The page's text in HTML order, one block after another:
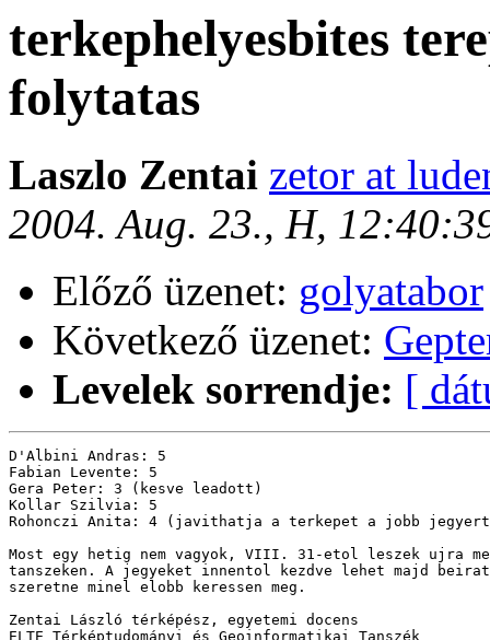
terkephelyesbites
folytatas
Laszlo Zentai zetor at
2004. Aug. 23., H,
Előző üzenet: golyatabor
Következő üzenet:
Levelek sorrendje: [
D'Albini Andras: 5
Fabian Levente: 5
Gera Peter: 3 (kesve leadott)
Kollar Szilvia: 5
Rohonczi Anita: 4 (javithatja a terkepet a jobb
Most egy hetig nem vagyok, VIII. 31-etol leszek ujra
tanszeken. A jegyeket innentol kezdve lehet majd
szeretne minel elobb keressen meg.
Zentai László térképész, egyetemi docens
ELTE Térképtudományi és Geoinformatikai Tanszék